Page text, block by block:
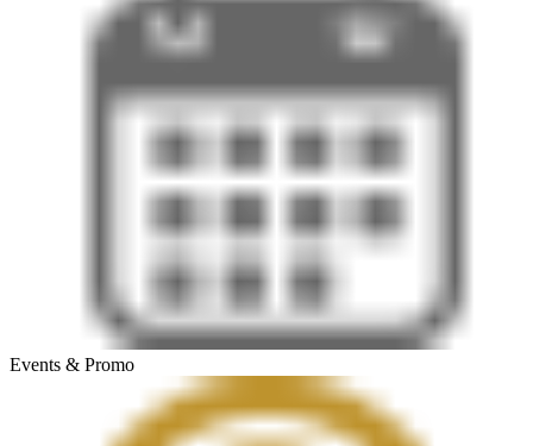
Events & Promo